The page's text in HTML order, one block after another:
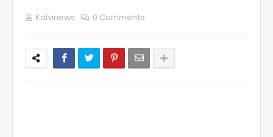
Kalvinews 0 Comments